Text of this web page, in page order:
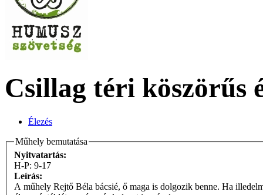
Csillag téri köszörűs
Élezés
Műhely bemutatása
Nyitvatartás:
H-P: 9-17
Leírás:
A műhely Rejtő Béla bácsié, ő maga is dolgozik benne. Ha